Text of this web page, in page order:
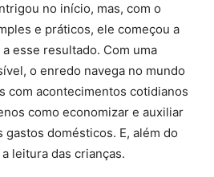
no início, mas, com o
e práticos, ele começou a
esse resultado. Com uma
o enredo navega no mundo
com acontecimentos cotidianos
como economizar e auxiliar
domésticos. E, além do
leitura das crianças.